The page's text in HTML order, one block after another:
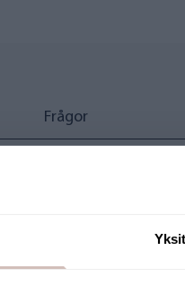
Frågor
M